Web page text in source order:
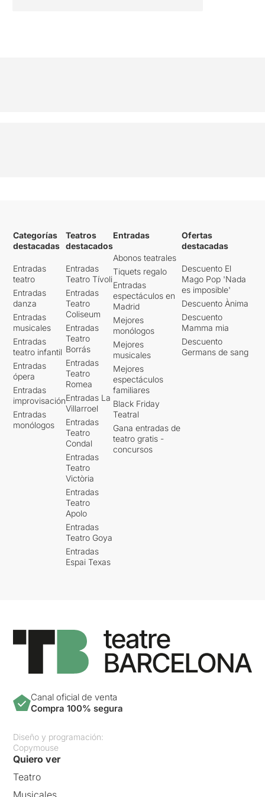
Categorías
destacadas
Entradas
teatro
Entradas
danza
Entradas
musicales
Entradas
teatro infantil
Entradas
ópera
Entradas
improvisación
Entradas
monólogos
Teatros
destacados
Entradas
Teatro Tívoli
Entradas
Teatro
Coliseum
Entradas
Teatro
Borrás
Entradas
Teatro
Romea
Entradas La
Villarroel
Entradas
Teatro
Condal
Entradas
Teatro
Victòria
Entradas
Teatro
Apolo
Entradas
Teatro Goya
Entradas
Espai Texas
Entradas
Abonos teatrales
Tiquets regalo
Entradas
espectáculos en
Madrid
Mejores
monólogos
Mejores
musicales
Mejores
espectáculos
familiares
Black Friday
Teatral
Gana entradas de
teatro gratis -
concursos
Ofertas
destacadas
Descuento El
Mago Pop 'Nada
es imposible'
Descuento Ànima
Descuento
Mamma mia
Descuento
Germans de sang
Canal oficial de venta
Compra 100% segura
Diseño y programación:
Copymouse
Quiero ver
Teatro
Musicales